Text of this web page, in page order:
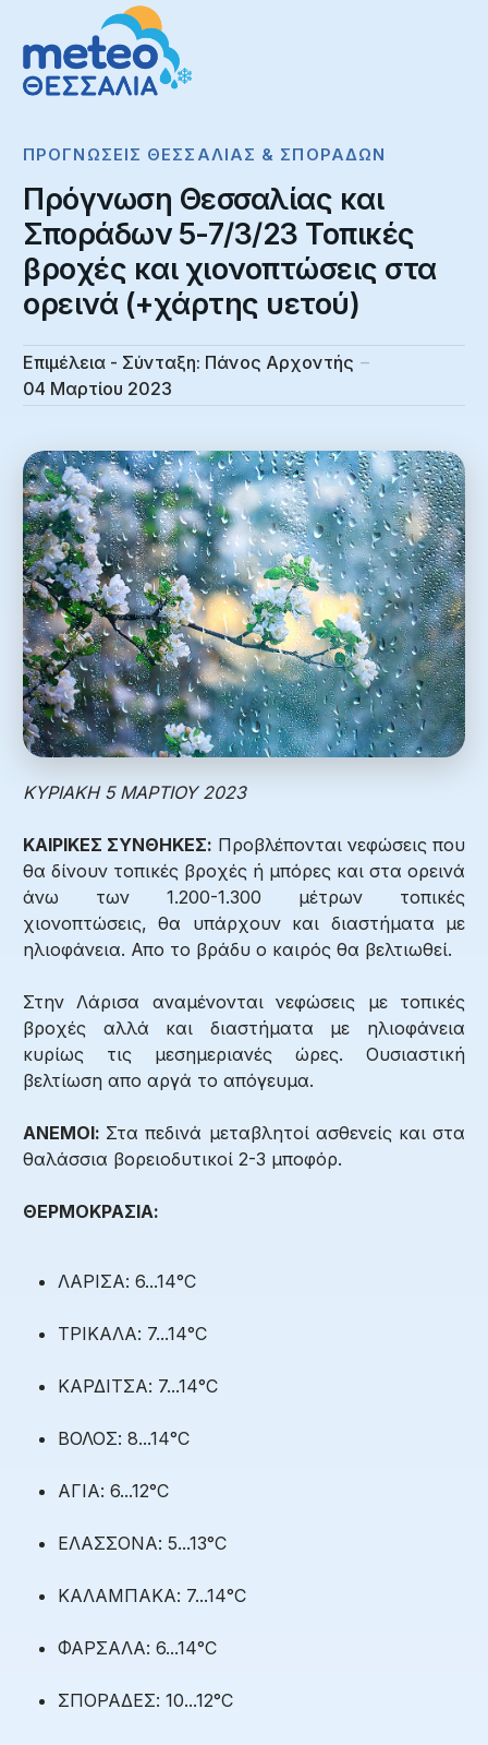
ΠΡΟΓΝΏΣΕΙΣ ΘΕΣΣΑΛΊΑΣ & ΣΠΟΡΆΔΩΝ
Πρόγνωση Θεσσαλίας και
Σποράδων 5-7/3/23 Τοπικές
βροχές και χιονοπτώσεις στα
ορεινά (+χάρτης υετού)
Επιμέλεια - Σύνταξη: Πάνος Αρχοντής
04 Μαρτίου 2023
ΚΥΡΙΑΚΗ 5 ΜΑΡΤΙΟΥ 2023
ΚΑΙΡΙΚΕΣ ΣΥΝΘΗΚΕΣ: Προβλέπονται νεφώσεις που
θα δίνουν τοπικές βροχές ή μπόρες και στα ορεινά
άνω των 1.200-1.300 μέτρων τοπικές
χιονοπτώσεις, θα υπάρχουν και διαστήματα με
ηλιοφάνεια. Απο το βράδυ ο καιρός θα βελτιωθεί.
Στην Λάρισα αναμένονται νεφώσεις με τοπικές
βροχές αλλά και διαστήματα με ηλιοφάνεια
κυρίως τις μεσημεριανές ώρες. Ουσιαστική
βελτίωση απο αργά το απόγευμα.
ΑΝΕΜΟΙ: Στα πεδινά μεταβλητοί ασθενείς και στα
θαλάσσια βορειοδυτικοί 2-3 μποφόρ.
ΘΕΡΜΟΚΡΑΣΙΑ:
ΛΑΡΙΣΑ: 6...14°C
ΤΡΙΚΑΛΑ: 7...14°C
ΚΑΡΔΙΤΣΑ: 7...14°C
ΒΟΛΟΣ: 8...14°C
ΑΓΙΑ: 6...12°C
ΕΛΑΣΣΟΝΑ: 5...13°C
ΚΑΛΑΜΠΑΚΑ: 7...14°C
ΦΑΡΣΑΛΑ: 6...14°C
ΣΠΟΡΑΔΕΣ: 10...12°C